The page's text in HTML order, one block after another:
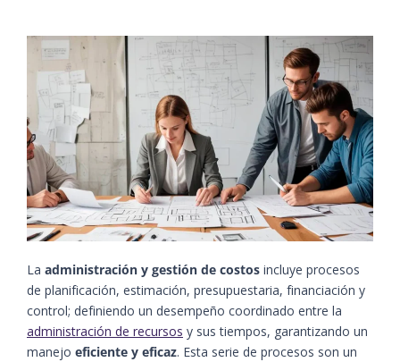
La administración y gestión de costos incluye procesos
de planificación, estimación, presupuestaria, financiación y
control; definiendo un desempeño coordinado entre la
administración de recursos y sus tiempos, garantizando un
manejo eficiente y eficaz. Esta serie de procesos son un